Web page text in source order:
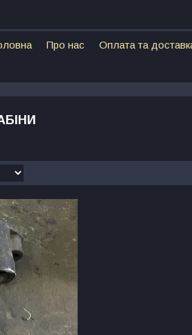
Про нас Оплата та